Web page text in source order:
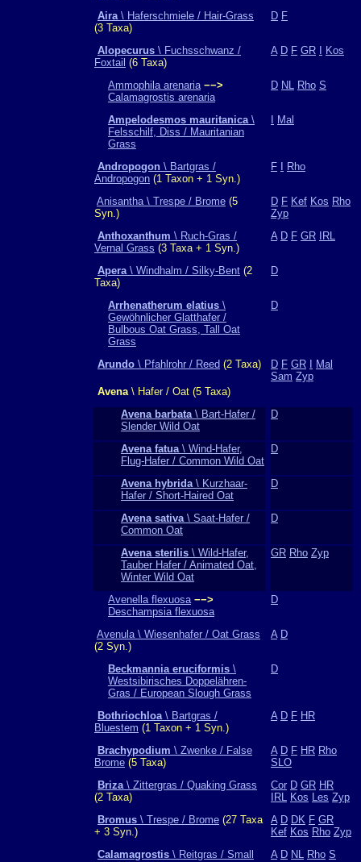
Aira\ Haferschmiele / Hair-Grass
(3 Taxa)
D F
Alopecurus \ Fuchsschwanz /
Foxtail (6 Taxa)
A D F GR Kos
Ammophila arenaria −−>
Calamagrostis arenaria
D NL Rho S
Ampelodesmos mauritanica\
Felsschilf, Diss / Mauritanian
Grass
Mal
Andropogon \ Bartgras /
Andropogon (1 Taxon + 1 Syn.)
F Rho
Anisantha \ Trespe / Brome (5
Syn.)
D F Kef Kos Rho
Zyp
Anthoxanthum \ Ruch-Gras /
Vernal Grass (3 Taxa + 1 Syn.)
A D F GR IRL
Apera\ Windhalm / Silky-Bent (2
Taxa)
D
Arrhenatherum elatius \
Gewöhnlicher Glatthafer /
Bulbous Oat Grass, Tall Oat
Grass
D
Arundo \ Pfahlrohr / Reed (2 Taxa) D F GR
Mal
Sam Zyp
Avena\ Hafer / Oat (5 Taxa)
Avena barbata\ Bart-Hafer /
Slender Wild Oat
D
Avena fatua\ Wind-Hafer,
Flug-Hafer / Common Wild Oat
D
Avena hybrida\ Kurzhaar-
Hafer / Short-Haired Oat
D
Avena sativa\ Saat-Hafer /
Common Oat
D
Avena sterilis \ Wild-Hafer,
Tauber Hafer / Animated Oat,
Winter Wild Oat
GR Rho Zyp
Avenella flexuosa −−>
Deschampsia flexuosa
D
Avenula \ Wiesenhafer / Oat Grass
(2 Syn.)
A D
Beckmannia eruciformis \
Westsibirisches Doppelähren-
Gras / European Slough Grass
D
Bothriochloa\ Bartgras /
Bluestem (1 Taxon + 1 Syn.)
A D F HR
Brachypodium \ Zwenke / False
Brome (5 Taxa)
A D F HR Rho
SLO
Briza\ Zittergras / Quaking Grass
(2 Taxa)
Cor D GR HR
IRL Kos Les Zyp
Bromus \ Trespe / Brome (27 Taxa
+ 3 Syn.)
A D DK F GR
Kef Kos Rho Zyp
Calamagrostis \ Reitgras / Small
A D NL Rho S